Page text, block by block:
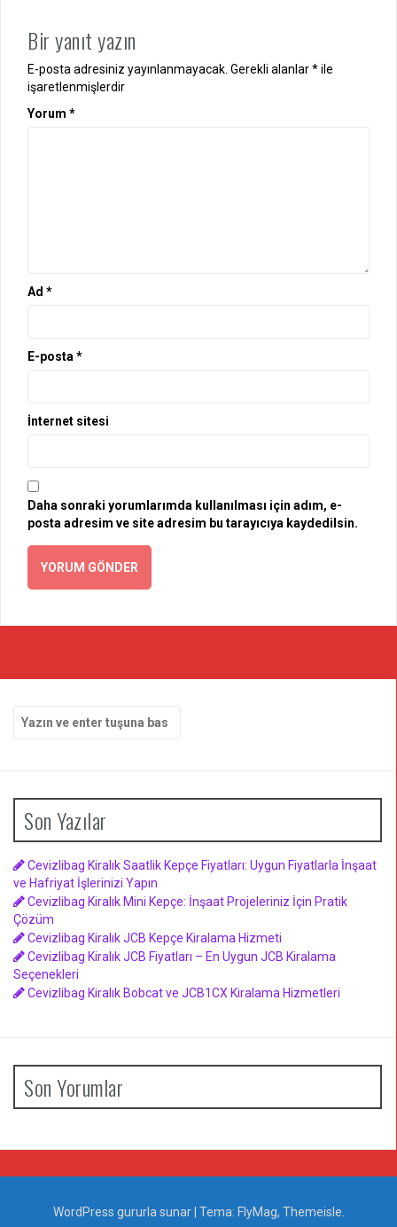
Bir yanıt yazın
E-posta adresiniz yayınlanmayacak. Gerekli alanlar*ile
işaretlenmişlerdir
Yorum *
Ad *
E-posta *
İnternet sitesi
Daha sonraki yorumlarımda kullanılması için adım, e-
posta adresim ve site adresim bu tarayıcıya kaydedilsin.
yap:
Son Yazılar
Cevizlibag Kiralık Saatlik Kepçe Fiyatları: Uygun Fiyatlarla İnşaat
ve Hafriyat İşlerinizi Yapın
Cevizlibag Kiralık Mini Kepçe: İnşaat Projeleriniz İçin Pratik
Çözüm
Cevizlibag Kiralık JCB Kepçe Kiralama Hizmeti
Cevizlibag Kiralık JCB Fiyatları – En Uygun JCB Kiralama
Seçenekleri
Cevizlibag Kiralık Bobcat ve JCB1CX Kiralama Hizmetleri
Son Yorumlar
WordPress gururla sunar Tema: FlyMag, Themeisle.